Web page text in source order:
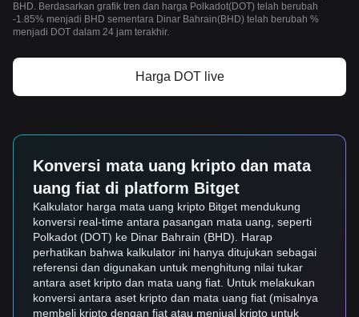
BHD. Berdasarkan grafik tren dan harga Polkadot(DOT) telah berubah
-1.85% menjadi BHD sementara Dinar Bahrain(BHD) telah berubah %
menjadi DOT dalam 24 jam terakhir.
Harga DOT live
Konversi mata uang kripto dan mata
uang fiat di platform Bitget
Kalkulator harga mata uang kripto Bitget mendukung
konversi real-time antara pasangan mata uang, seperti
Polkadot (DOT) ke Dinar Bahrain (BHD). Harap
perhatikan bahwa kalkulator ini hanya ditujukan sebagai
referensi dan digunakan untuk menghitung nilai tukar
antara aset kripto dan mata uang fiat. Untuk melakukan
konversi antara aset kripto dan mata uang fiat (misalnya
membeli kripto dengan fiat atau menjual kripto untuk